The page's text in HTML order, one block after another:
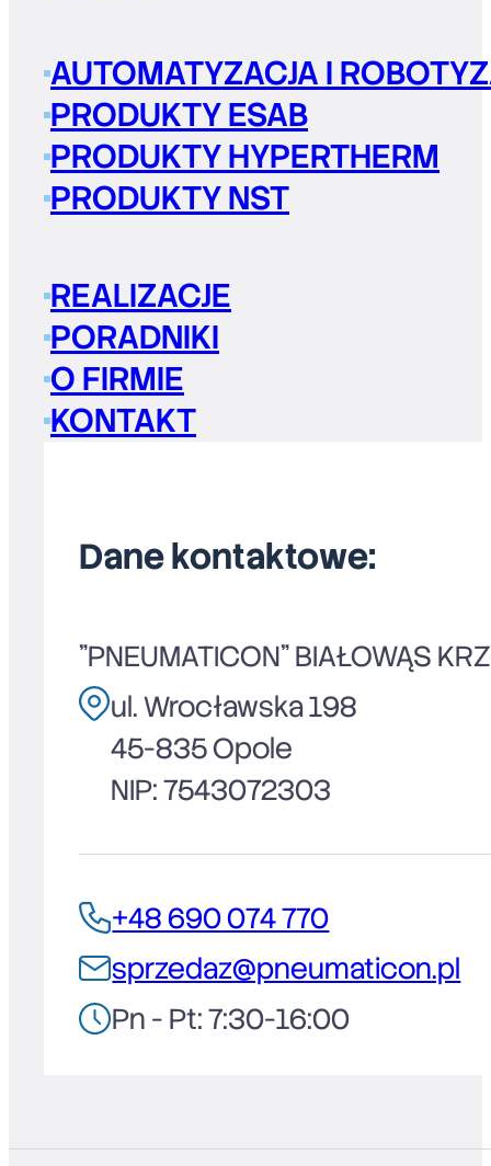
AUTOMATYZACJA I
PRODUKTY ESAB
PRODUKTY HYPERTHERM
PRODUKTY NST
REALIZACJE
PORADNIKI
O FIRMIE
KONTAKT
Dane kontaktowe:
"PNEUMATICON" BIAŁOWĄS
ul. Wrocławska 198
45-835 Opole
NIP: 7543072303
+48 690 074 770
sprzedaz@pneumaticon.pl
Pn - Pt: 7:30-16:00